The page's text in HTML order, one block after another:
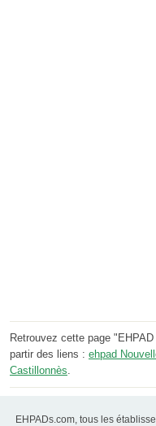
Retrouvez cette page
partir des liens : ehpad
Castillonnès.
EHPADs.com, tous les